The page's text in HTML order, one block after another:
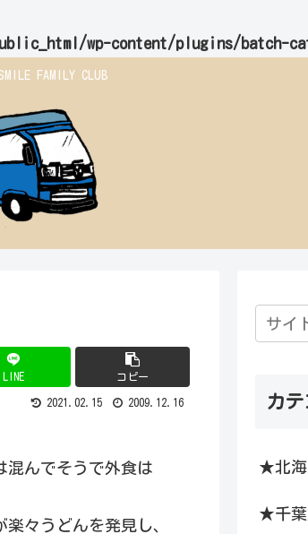
wp-content/plugins/batch-
FAMILY CLUB
LINE コピー
2021.02.15 2009.12.16
混んでそうで外食は
々うどんを発見し、
カ
★北
★千